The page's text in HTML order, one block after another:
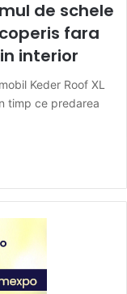
de schele
fara
interior
Keder Roof XL
timp ce predarea